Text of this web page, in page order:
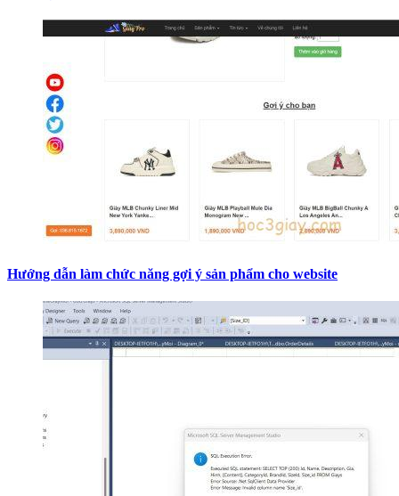
Hướng dẫn làm chức năng gợi ý sản phẩm cho website